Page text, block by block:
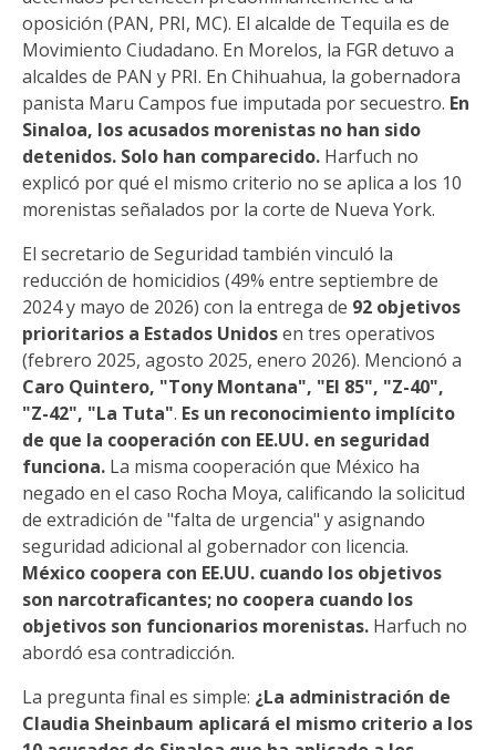
oposición (PAN, PRI, MC). El alcalde de Tequila es de
Movimiento Ciudadano. En Morelos, la FGR detuvo a
alcaldes de PAN y PRI. En Chihuahua, la gobernadora
panista Maru Campos fue imputada por secuestro. En
Sinaloa, los acusados morenistas no han sido
detenidos. Solo han comparecido. Harfuch no
explicó por qué el mismo criterio no se aplica a los 10
morenistas señalados por la corte de Nueva York.
El secretario de Seguridad también vinculó la
reducción de homicidios (49% entre septiembre de
2024 y mayo de 2026) con la entrega de 92 objetivos
prioritarios a Estados Unidosen tres operativos
(febrero 2025, agosto 2025, enero 2026). Mencionó a
Caro Quintero, "Tony Montana", "El 85", "Z-40",
"Z-42", "La Tuta". Es un reconocimiento implícito
de que la cooperación con EE.UU. en seguridad
funciona. La misma cooperación que México ha
negado en el caso Rocha Moya, calificando la solicitud
de extradición de "falta de urgencia" y asignando
seguridad adicional al gobernador con licencia.
México coopera con EE.UU. cuando los objetivos
son narcotraficantes; no coopera cuando los
objetivos son funcionarios morenistas. Harfuch no
abordó esa contradicción.
La pregunta final es simple: ¿La administración de
Claudia Sheinbaum aplicará el mismo criterio a los